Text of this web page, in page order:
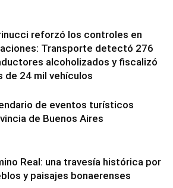
reforzó los controles en
Transporte detectó 276
alcoholizados y fiscalizó
de 24 mil vehículos
de eventos turísticos
de Buenos Aires
Real: una travesía histórica por
y paisajes bonaerenses